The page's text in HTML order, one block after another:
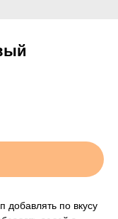
добавлять по вкусу